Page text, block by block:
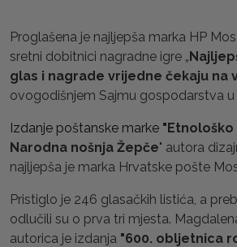
Proglašena je najljepša marka HP
sretni dobitnici nagradne igre „
glas i nagrade vrijedne čekaju na
ovogodišnjem Sajmu gospodarstva u
Izdanje poštanske marke "Etnološko
Narodna nošnja Žepče" autora
najljepša je marka Hrvatske pošte
Pristiglo je 246 glasačkih listića, a
odlučili su o prva tri mjesta.
autorica je izdanja "600. obljetnica